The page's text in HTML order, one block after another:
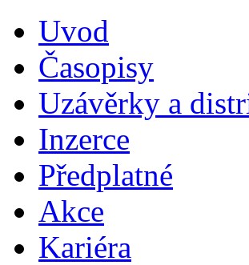
Uvod
Časopisy
Uzávěrky a
Inzerce
Předplatné
Akce
Kariéra